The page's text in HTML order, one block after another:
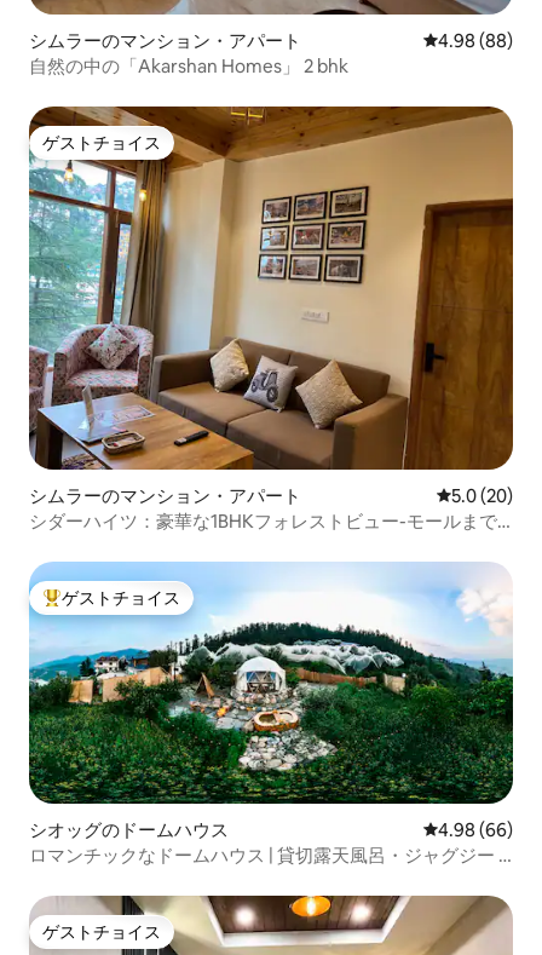
シムラーのマンション・アパート レビュー88件
4.98 (88)
自然の中の「Akarshan Homes」 2 bhk
ゲストチョイス
ゲストチョイス
シムラーのマンション・アパート レビュー20
5.0 (20)
シダーハイツ：豪華な1BHKフォレストビュー-モールまで
大好評のゲストチョイスです。
ゲストチョイス
シオッグのドームハウス レビュー66件
4.98 (66)
ロマンチックなドームハウス | 貸切露天風呂・ジャグジー |
ゲストチョイス
ゲストチョイス